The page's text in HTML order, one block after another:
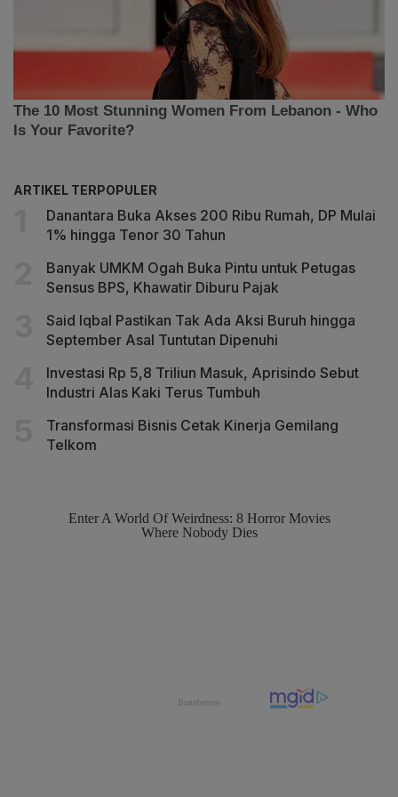
ARTIKEL TERPOPULER
Danantara Buka Akses 200 Ribu Rumah, DP Mulai
1% hingga Tenor 30 Tahun
Banyak UMKM Ogah Buka Pintu untuk Petugas
Sensus BPS, Khawatir Diburu Pajak
Said Iqbal Pastikan Tak Ada Aksi Buruh hingga
September Asal Tuntutan Dipenuhi
Investasi Rp 5,8 Triliun Masuk, Aprisindo Sebut
Industri Alas Kaki Terus Tumbuh
Transformasi Bisnis Cetak Kinerja Gemilang
Telkom